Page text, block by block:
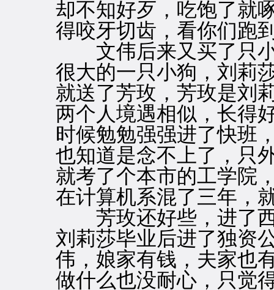
却不知好歹，吃饱了就
得咬牙切齿，看你们跑
文伟后来又买了只小
很大的一只小狗，刘莉
就送了芳玫，芳玫是刘
两个人境遇相似，长得
时候勉勉强强进了快班
也知道是念不上了，只
就考了个本市的工学院
在计算机系混了三年，
芳玫还好些，进了西
刘莉莎毕业后进了独资
伟，娘家有钱，夫家也
做什么也没耐心，只觉